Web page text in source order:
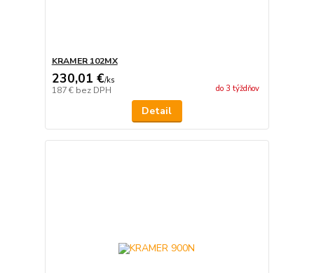
KRAMER 102MX
230,01 €/ks
187 € bez DPH do 3 týždňov
Detail